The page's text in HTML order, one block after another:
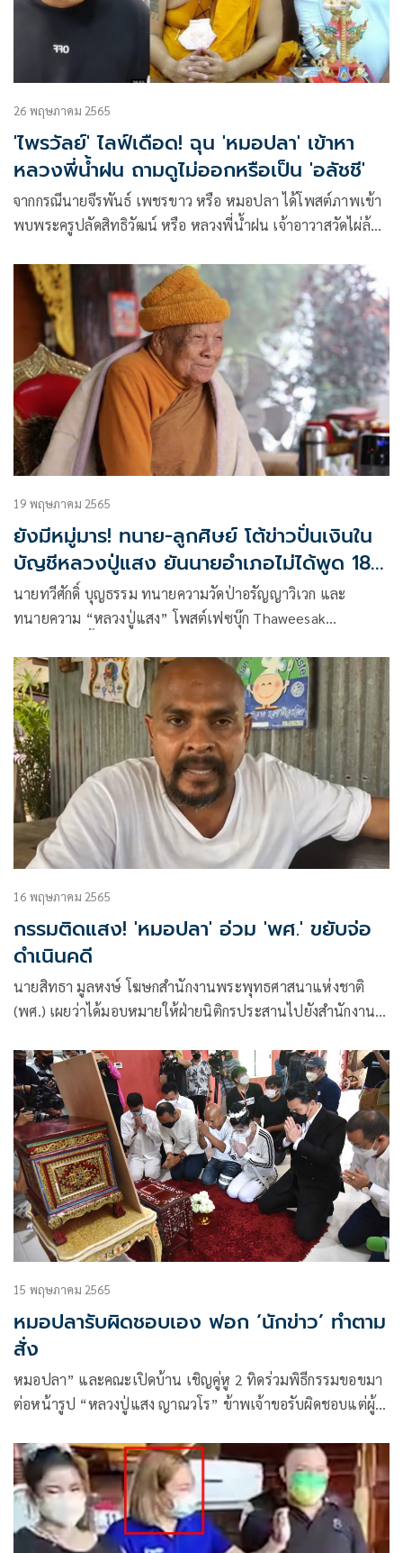
26 พฤษภาคม 2565
'ไพรวัลย์' ไลฟ์เดือด! ฉุน 'หมอปลา' เข้าหา
หลวงพี่น้ำฝน ถามดูไม่ออกหรือเป็น 'อลัชชี'
จากกรณีนายจีรพันธ์ เพชรขาว หรือ หมอปลา ได้โพสต์ภาพเข้า
พบพระครูปลัดสิทธิวัฒน์ หรือ หลวงพี่น้ำฝน เจ้าอาวาสวัดไผ่ล้อม
บริษัท4ต้องปกป้องศาสนาต่อไป มือปราบอลัชชีเข้าตามตอกออก
ตามประตู น้อมรับคำสอนของหลวงพี่น้ำฝน สาธุ
19 พฤษภาคม 2565
ยังมีหมู่มาร! ทนาย-ลูกศิษย์ โต้ข่าวปั่นเงินใน
บัญชีหลวงปู่แสง ยันนายอำเภอไม่ได้พูด 180
ล้าน
นายทวีศักดิ์ บุญธรรม ทนายความวัดป่าอรัญญาวิเวก และ
ทนายความ “หลวงปู่แสง” โพสต์เฟซบุ๊ก Thaweesak
เงินฝากหลวงปู่แสง มี 180 ล้านว่า นายอำเภออำนาจเจริญ ไม่
เคยพูดเรื่องยอดเงินในบัญชีหลวงปู่แต่อย่างใด
16 พฤษภาคม 2565
กรรมติดแสง! 'หมอปลา'​ อ่วม​ 'พศ.'​ ขยับ​จ่อ
ดำเนินคดี
นายสิทธา มูลหงษ์ โฆษกสำนักงานพระพุทธศาสนาแห่งชาติ
(พศ.)​ เผยว่าได้มอบหมายให้ฝ่ายนิติกรประสานไปยังสำนักงาน
ดำเนินคดีตามกฎหมายกับคณะของหมอปลา​หรือนายจีรพันธ์
เพชรขาว​ หรือไม่ อย่างไร โดยจะต้องพิจารณาว่าจะดำเนินการ
ตามกฎหมายข้อใดบ้าง
15 พฤษภาคม 2565
หมอปลารับผิดชอบเอง ฟอก ‘นักข่าว’ ทำตาม
สั่ง
หมอปลา” และคณะเปิดบ้าน เชิญคู่หู 2 ทิดร่วมพิธีกรรมขอขมา
ต่อหน้ารูป “หลวงปู่แสง ญาณวโร” ข้าพเจ้าขอรับผิดชอบแต่ผู้
เวิร์คพอยท์ ไม่ต้องสงสารเพราะทัวร์ลงบ่อย